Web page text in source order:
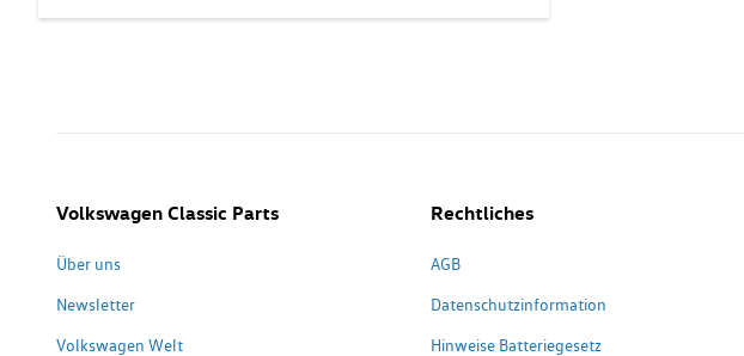
Volkswagen Classic Parts
Über uns
Newsletter
Volkswagen Welt
Rechtliches
AGB
Datenschutzinformation
Hinweise Batteriegesetz